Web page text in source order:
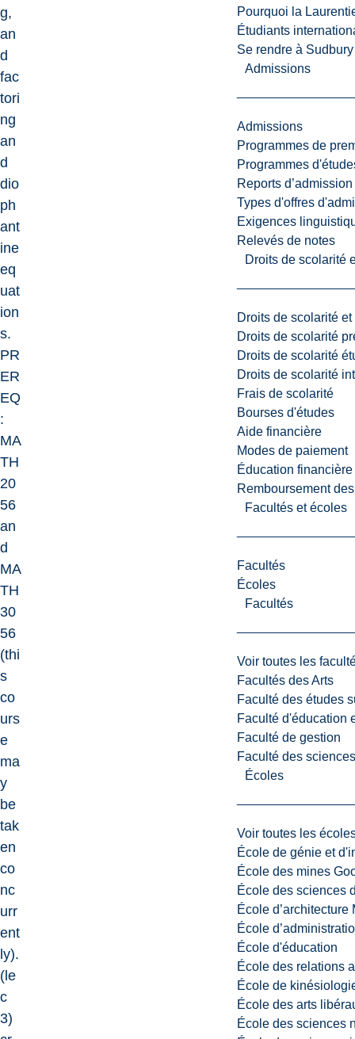
Pourquoi la
Étudiants
Se rendre à Sudbury
Admissions
Admissions
Programmes de
Programmes
Reports d’admission
Types d'offres
Exigences
Relevés de notes
Droits de scolarité
Droits de scolarité
Droits de scolarité
Droits de scolarité
Droits de scolarité
Frais de scolarité
Bourses d'études
Aide financière
Modes de paiement
Éducation financière
Remboursement
Facultés et écoles
Facultés
Écoles
Facultés
Voir toutes les
Facultés des Arts
Faculté des études
Faculté d'éducation
Faculté de gestion
Faculté des
Écoles
Voir toutes les
École de génie et
École des mines
École des sciences
École d’architecture
École
École d'éducation
École des relations
École de
École des arts
École des sciences
g,
an
d
fac
tori
ng
an
d
dio
ph
ant
ine
eq
uat
ion
s.
PR
ER
EQ
:
MA
TH
20
56
an
d
MA
TH
30
56
(thi
s
co
urs
e
ma
y
be
tak
en
co
nc
urr
ent
ly).
(le
c
3)